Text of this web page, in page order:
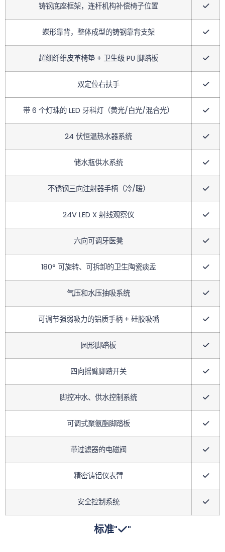
铸钢底座框架，连杆机构补偿椅子位置
蝶形靠背，整体成型的铸钢靠背支架
超细纤维皮革椅垫 + 卫生级 PU 脚踏板
双定位右扶手
带 6 个灯珠的 LED 牙科灯（黄光/白光/混合光）
24 伏恒温热水器系统
储水瓶供水系统
不锈钢三向注射器手柄（冷/暖）
24V LED X 射线观察仪
六向可调牙医凳
180° 可旋转、可拆卸的卫生陶瓷痰盂
气压和水压抽吸系统
可调节强弱吸力的铝质手柄 + 硅胶吸嘴
圆形脚踏板
四向摇臂脚踏开关
脚控冲水、供水控制系统
可调式聚氨酯脚踏板
带过滤器的电磁阀
精密铸铝仪表臂
安全控制系统
标准" "